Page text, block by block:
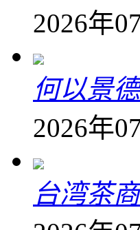
2026年
何以景
2026年
台湾茶